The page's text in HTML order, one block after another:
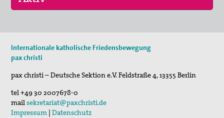
Selig, die Frieden stiften - Pilgern für den …
Internationale katholische Friedensbewegung
pax christi
pax christi – Deutsche Sektion e.V.Feldstraße 4,13355 Berlin
tel+49 30 2007678-0
mailsekretariat@paxchristi.de
Impressum |Datenschutz